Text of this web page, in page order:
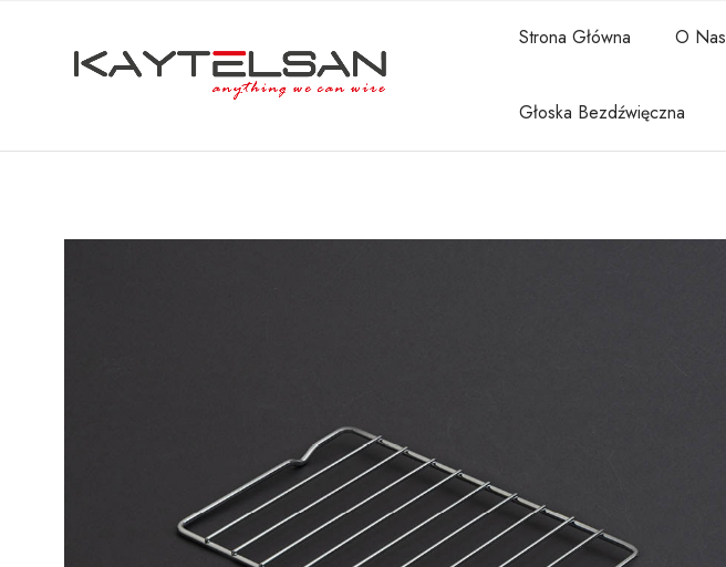
Strona Główna O Nas
Głoska Bezdźwięczna